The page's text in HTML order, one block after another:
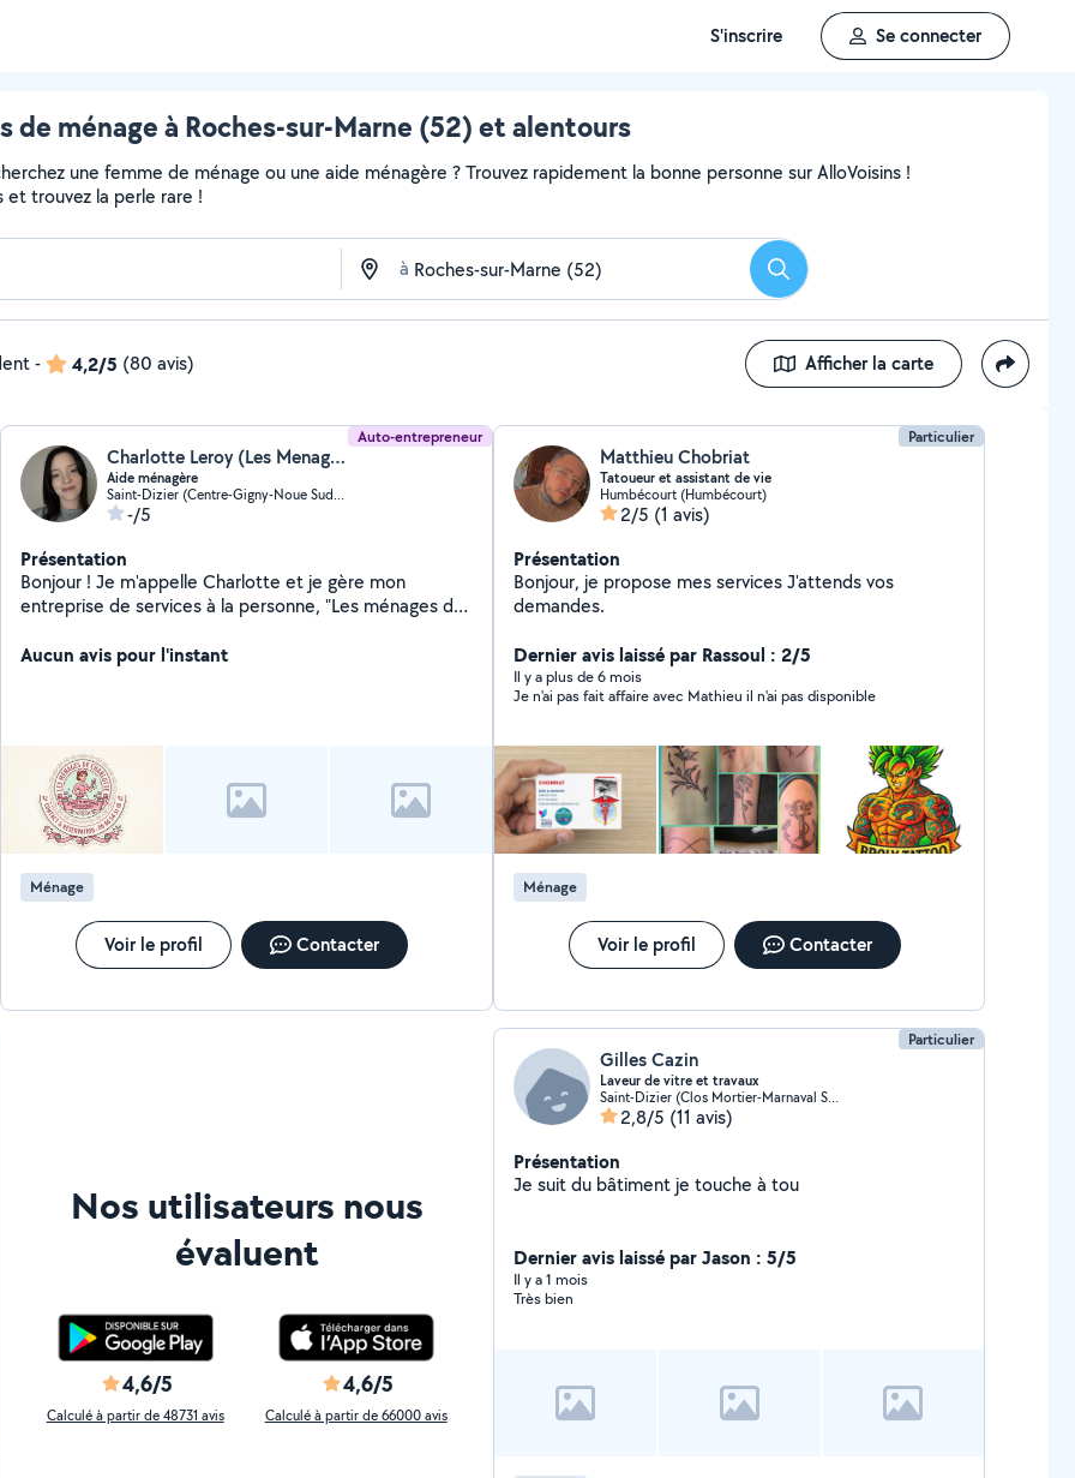
S'inscrire Se connecter
de ménage à Roches-sur-Marne (52) et alentours
une femme de ménage ou une aide ménagère ? Trouvez rapidement la bonne personne sur AlloVoisins !
et trouvez la perle rare !
à Rechercher
- 4,2/5 (80 avis) Afficher la carte
Auto-entrepreneur
Charlotte Leroy (Les Menages De Charlotte)
Aide ménagère
Saint-Dizier (Centre-Gigny-Noue Sud et Ouest)
-/5
Présentation
Bonjour ! Je m'appelle Charlotte et je gère mon
entreprise de services à la personne, "Les ménages de
vous propose mes services pour l'entretien de votre
Aucun avis pour l'instant
Ménage
Voir le profil Contacter
Particulier
Matthieu Chobriat
Tatoueur et assistant de vie
Humbécourt (Humbécourt)
2/5 (1 avis)
Présentation
Bonjour, je propose mes services J'attends vos
demandes.
Dernier avis laissé par Rassoul : 2/5
Il y a plus de 6 mois
Je n'ai pas fait affaire avec Mathieu il n'ai pas disponible
Ménage
Voir le profil Contacter
Nos utilisateurs nous
évaluent
4,6/5
Calculé à partir de 48731 avis
4,6/5
Calculé à partir de 66000 avis
Particulier
Gilles Cazin
Laveur de vitre et travaux
Saint-Dizier (Clos Mortier-Marnaval Sud)
2,8/5 (11 avis)
Présentation
Je suit du bâtiment je touche à tou
Dernier avis laissé par Jason : 5/5
Il y a 1 mois
Très bien